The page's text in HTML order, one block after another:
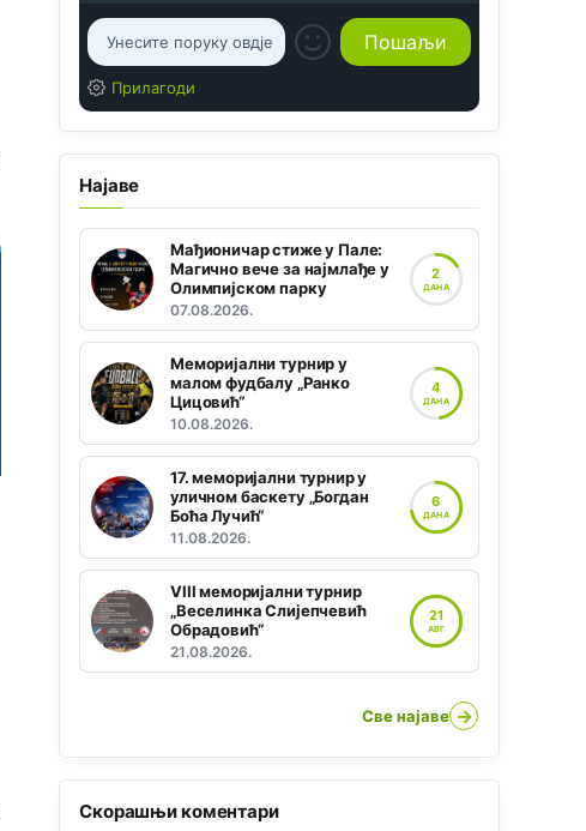
Прилагоди
Најаве
Мађионичар стиже у Пале:
Магично вече за најмлађе у
Олимпијском парку
07.08.2026.
2
ДАНА
Меморијални турнир у
малом фудбалу „Ранко
Цицовић“
10.08.2026.
4
ДАНА
17. меморијални турнир у
уличном баскету „Богдан
Боћа Лучић“
11.08.2026.
6
ДАНА
VIII меморијални турнир
„Веселинка Слијепчевић
Обрадовић“
21.08.2026.
21
АВГ
Све најаве →
Скорашњи коментари